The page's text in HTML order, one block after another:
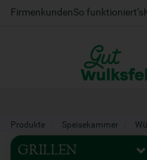
FirmenkundenSo funktioniert’s
Produkte Speisekammer
GRILLEN